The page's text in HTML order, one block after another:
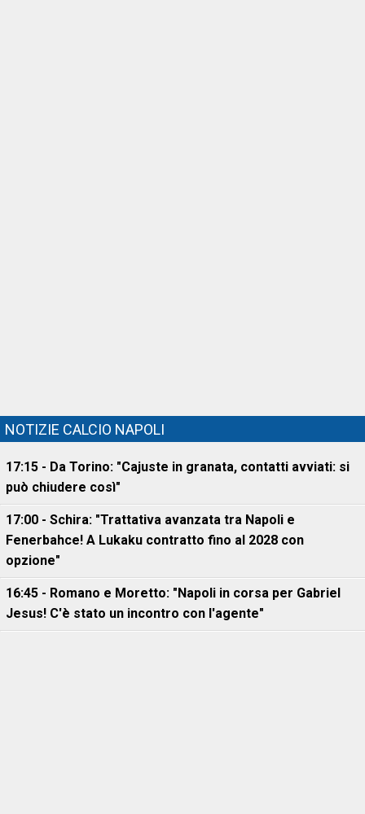
NOTIZIE CALCIO NAPOLI
17:15 - Da Torino: "Cajuste in granata, contatti avviati: si
può chiudere così"
17:00 - Schira: "Trattativa avanzata tra Napoli e
Fenerbahce! A Lukaku contratto fino al 2028 con
opzione"
16:45 - Romano e Moretto: "Napoli in corsa per Gabriel
Jesus! C'è stato un incontro con l'agente"